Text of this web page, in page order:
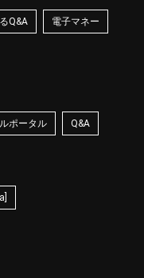
Q&A 電子マネー
ポータル Q&A